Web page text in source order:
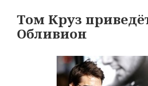
Том Круз
Обливион